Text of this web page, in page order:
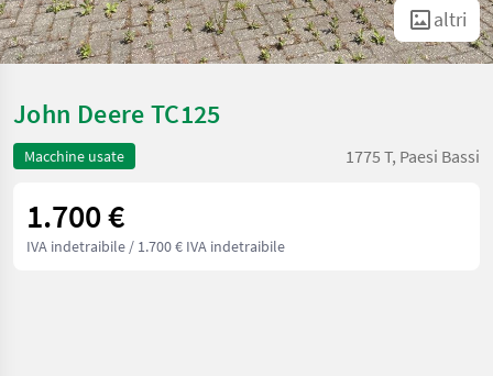
altri
John Deere TC125
Macchine usate 1775 T, Paesi Bassi
1.700 €
IVA indetraibile / 1.700 € IVA indetraibile